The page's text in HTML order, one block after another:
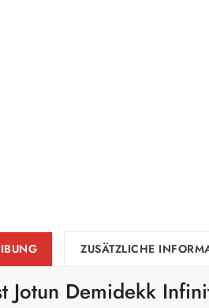
ZUSÄTZLICHE
Jotun Demidekk